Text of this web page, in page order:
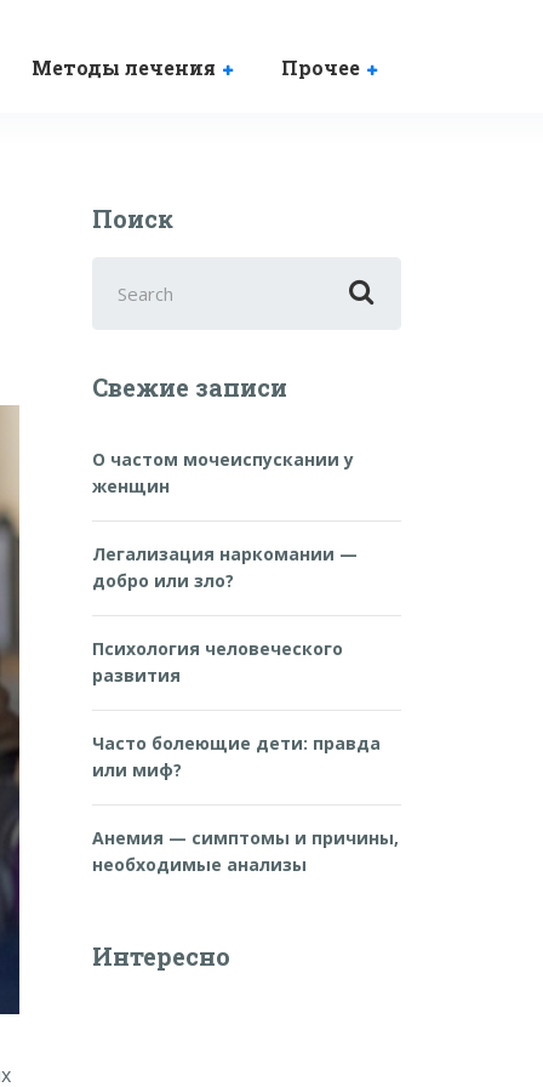
Методы лечения Прочее
Поиск
for:
Свежие записи
О частом мочеиспускании у
женщин
Легализация наркомании —
добро или зло?
Психология человеческого
развития
Часто болеющие дети: правда
или миф?
Анемия — симптомы и причины,
необходимые анализы
Интересно